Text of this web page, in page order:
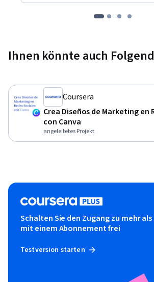
Ihnen könnte auch
Coursera
Crea Diseños de Marketing en
con Canva
angeleitetes Projekt
Schalten Sie den Zugang zu mehr als
mit einem Abonnement frei
Testversion starten